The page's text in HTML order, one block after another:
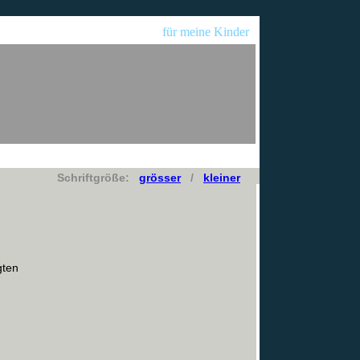
für meine Kinder
Schriftgröße: grösser/ kleiner